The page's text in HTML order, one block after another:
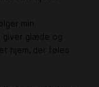
min
giver glæde og
hjem, der føles